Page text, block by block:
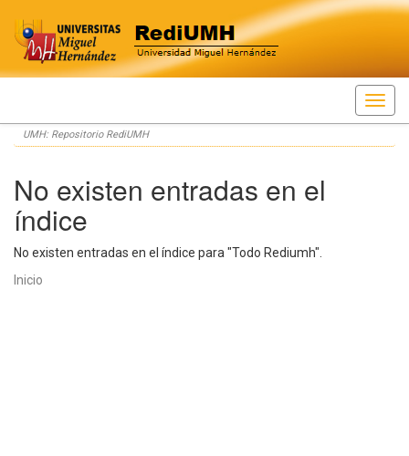
Skip
navigation
UMH: Repositorio RediUMH
No existen entradas en el
índice
No existen entradas en el índice para "Todo Rediumh".
Inicio